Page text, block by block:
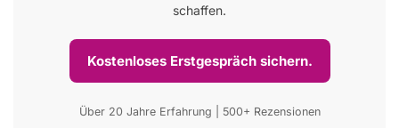
schaffen.
Kostenloses Erstgespräch sichern.
Über 20 Jahre Erfahrung | 500+ Rezensionen